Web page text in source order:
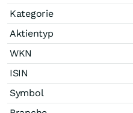
Kategorie
Aktientyp
WKN
ISIN
Symbol